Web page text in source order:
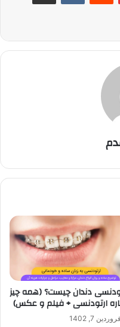
دندان چیست؟ (همه چیز
ارتودنسی + فیلم و عکس)
فروردین 7, 1402